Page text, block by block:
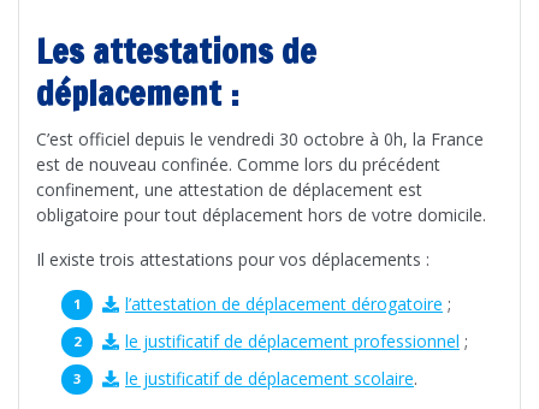
Les attestations de
déplacement :
C’est officiel depuis le vendredi 30 octobre à 0h, la France
est de nouveau confinée. Comme lors du précédent
confinement, une attestation de déplacement est
obligatoire pour tout déplacement hors de votre domicile.
Il existe trois attestations pour vos déplacements :
l’attestation de déplacement dérogatoire ;
le justificatif de déplacement professionnel ;
le justificatif de déplacement scolaire.